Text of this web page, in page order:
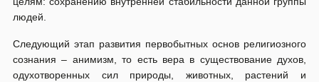
людей.
Следующий этап развития первобытных основ религиозного
сознания – анимизм, то есть вера в существование духов,
одухотворенных сил природы, животных, растений и